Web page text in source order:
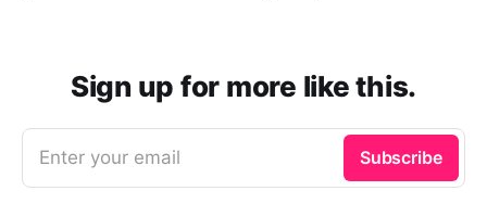
Sign up for more like this.
Enter your email Subscribe